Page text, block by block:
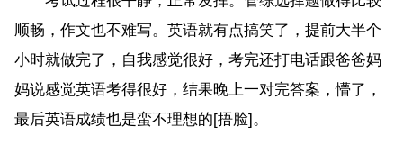
顺畅，作文也不难写。英语就有点搞笑了，提前大半个
小时就做完了，自我感觉很好，考完还打电话跟爸爸妈
妈说感觉英语考得很好，结果晚上一对完答案，懵了，
最后英语成绩也是蛮不理想的[捂脸]。